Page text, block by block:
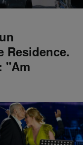
Residence.
"Am